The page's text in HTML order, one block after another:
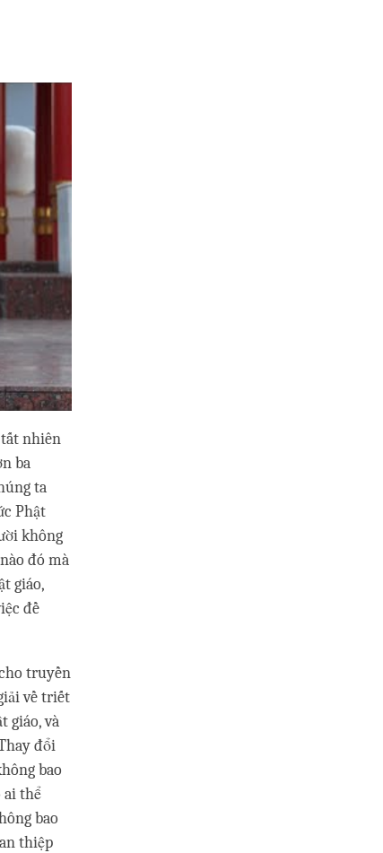
tất nhiên
ba
ta
Phật
không
đó mà
giáo,
đề
truyền
về triết
giáo, và
đổi
bao
ai thể
bao
thiệp